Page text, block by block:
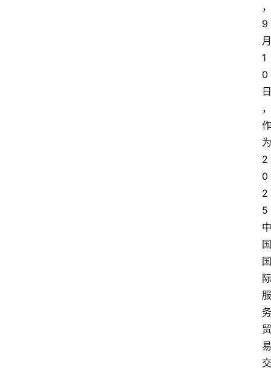
，
9
月
1
0
日
，
作
为
2
0
2
5
中
国
国
际
服
务
贸
易
交